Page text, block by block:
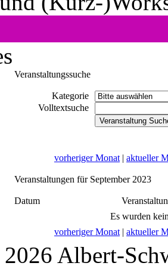
Veranstaltungssuche
Kategorie
Volltextsuche
vorheriger Monat | aktueller
Veranstaltungen für September 2023
Datum
Es wurden
vorheriger Monat | aktueller
Albert-